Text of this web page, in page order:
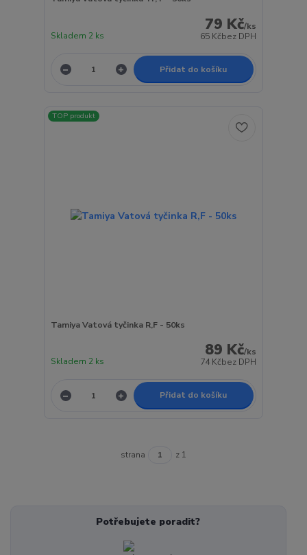
79 Kč/ks
65 Kčbez DPH
Skladem 2 ks
Přidat do košíku
TOP produkt
Tamiya Vatová tyčinka R,F - 50ks
89 Kč/ks
74 Kčbez DPH
Skladem 2 ks
Přidat do košíku
strana z 1
Potřebujete poradit?